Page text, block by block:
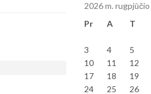
2026 m. rugpjūčio
Pr
A T
3
4 5
10
11 12
17
18 19
24
25 26